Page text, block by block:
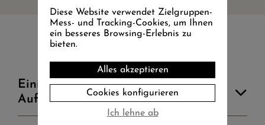
Einige gute Gründe für einen
Aufenthalt in Grignan
Diese Website verwendet Zielgruppen-
Mess- und Tracking-Cookies, um Ihnen
ein besseres Browsing-Erlebnis zu
bieten.
Alles akzeptieren
Cookies konfigurieren
Ich lehne ab